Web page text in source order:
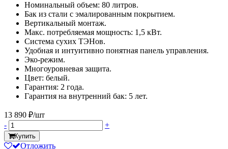
Номинальный объем: 80 литров.
Бак из стали с эмалированным покрытием.
Вертикальный монтаж.
Макс. потребляемая мощность: 1,5 кВт.
Система сухих ТЭНов.
Удобная и интуитивно понятная панель управления.
Эко-режим.
Многоуровневая защита.
Цвет: белый.
Гарантия: 2 года.
Гарантия на внутренний бак: 5 лет.
13 890 ₽/шт
-
+
Купить
Отложить